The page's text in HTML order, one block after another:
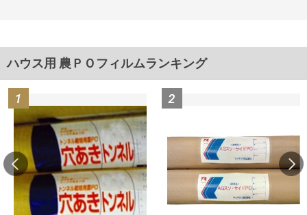
ハウス用 農ＰＯフィルムランキング